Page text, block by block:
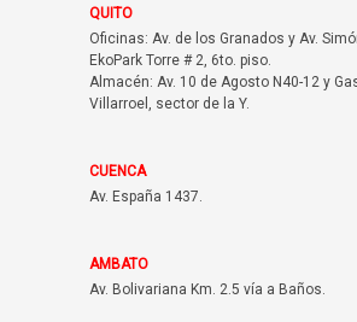
QUITO
Oficinas: Av. de los Granados y Av.
EkoPark Torre # 2, 6to. piso.
Almacén: Av. 10 de Agosto N40-12 y
Villarroel, sector de la Y.
CUENCA
Av. España 1437.
AMBATO
Av. Bolivariana Km. 2.5 vía a Baños.